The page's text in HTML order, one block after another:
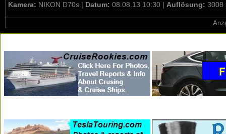
Kamera: NIKON D70s | Datum: 08.08.13 10:30 | Auflösung: 3008